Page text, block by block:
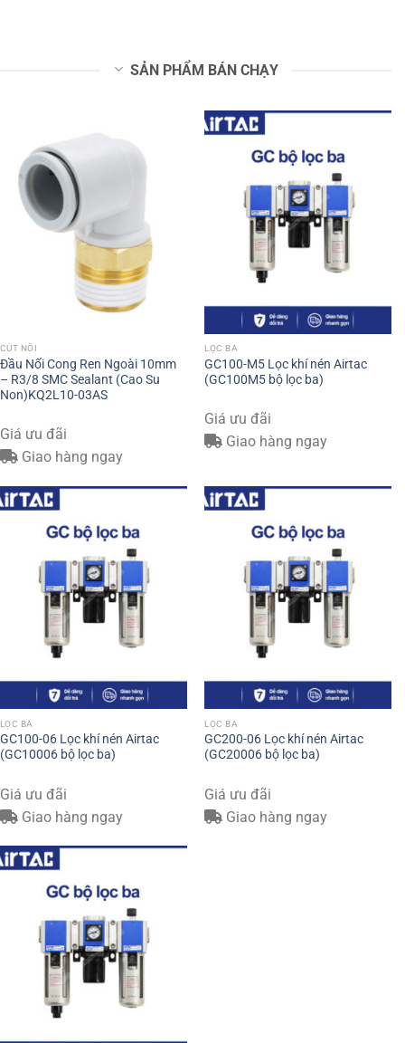
SẢN PHẨM BÁN CHẠY
CÚT NỐI
Đầu Nối Cong Ren Ngoài 10mm
– R3/8 SMC Sealant (Cao Su
Non)KQ2L10-03AS
Giá ưu đãi
Giao hàng ngay
LỌC BA
GC100-M5 Lọc khí nén Airtac
(GC100M5 bộ lọc ba)
Giá ưu đãi
Giao hàng ngay
LỌC BA
GC100-06 Lọc khí nén Airtac
(GC10006 bộ lọc ba)
Giá ưu đãi
Giao hàng ngay
LỌC BA
GC200-06 Lọc khí nén Airtac
(GC20006 bộ lọc ba)
Giá ưu đãi
Giao hàng ngay